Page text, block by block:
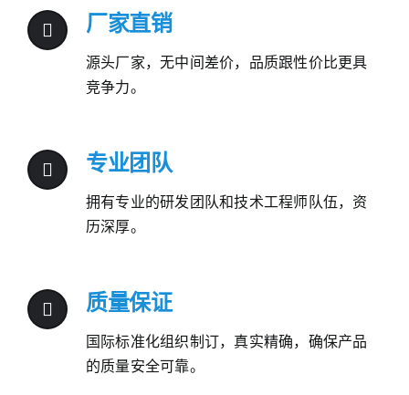
厂家直销
源头厂家，无中间差价，品质跟性价比更具
竞争力。
专业团队
拥有专业的研发团队和技术工程师队伍，资
历深厚。
质量保证
国际标准化组织制订，真实精确，确保产品
的质量安全可靠。